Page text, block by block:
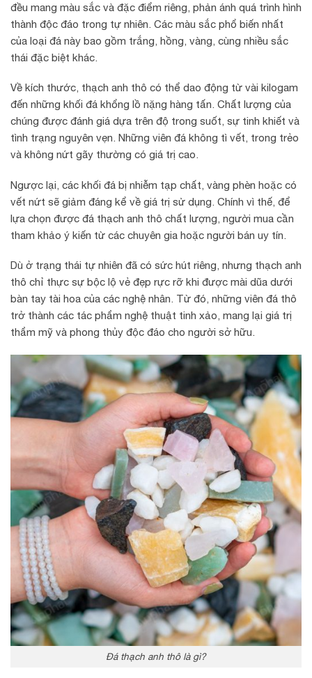
đều mang màu sắc và đặc điểm riêng, phản ánh quá trình hình
thành độc đáo trong tự nhiên. Các màu sắc phổ biến nhất
của loại đá này bao gồm trắng, hồng, vàng, cùng nhiều sắc
thái đặc biệt khác.
Về kích thước, thạch anh thô có thể dao động từ vài kilogam
đến những khối đá khổng lồ nặng hàng tấn. Chất lượng của
chúng được đánh giá dựa trên độ trong suốt, sự tinh khiết và
tình trạng nguyên vẹn. Những viên đá không tì vết, trong trẻo
và không nứt gãy thường có giá trị cao.
Ngược lại, các khối đá bị nhiễm tạp chất, vàng phèn hoặc có
vết nứt sẽ giảm đáng kể về giá trị sử dụng. Chính vì thế, để
lựa chọn được đá thạch anh thô chất lượng, người mua cần
tham khảo ý kiến từ các chuyên gia hoặc người bán uy tín.
Dù ở trạng thái tự nhiên đã có sức hút riêng, nhưng thạch anh
thô chỉ thực sự bộc lộ vẻ đẹp rực rỡ khi được mài dũa dưới
bàn tay tài hoa của các nghệ nhân. Từ đó, những viên đá thô
trở thành các tác phẩm nghệ thuật tinh xảo, mang lại giá trị
thẩm mỹ và phong thủy độc đáo cho người sở hữu.
Đá thạch anh thô là gì?